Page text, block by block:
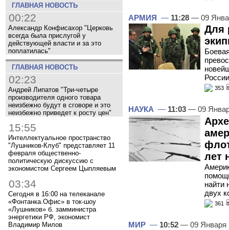
ГЛАВНАЯ НОВОСТЬ
00:22
Александр Конфисахор "Церковь
всегда была прислугой у
действующей власти и за это
поплатилась"
ГЛАВНАЯ НОВОСТЬ
02:23
Андрей Липатов "Три-четыре
производителя одного товара
неизбежно будут в сговоре и это
неизбежно приведет к росту цен"
15:55
Интеллектуальное пространство
"Лушников-Клуб" представляет 11
февраля общественно-
политическую дискуссию с
экономистом Сергеем Цыпляевым
03:34
Сегодня в 16:00 на телеканале
«Фонтанка.Офис» в ток-шоу
«Лушников» б. замминистра
энергетики РФ, экономист
Владимир Милов
АРМИЯ — 11:28 — 09
Для
России
353
НАУКА — 11:03 — 09
лет
найти
двух
361
МИР — 10:52 — 09 Января